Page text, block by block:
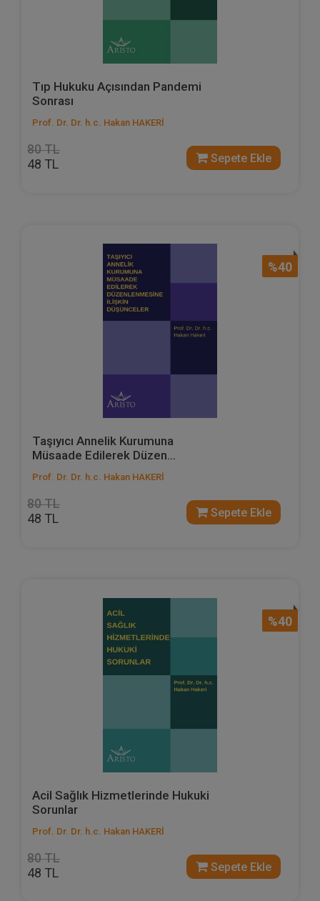
Tıp Hukuku Açısından Pandemi
Sonrası
Prof. Dr. Dr. h.c. Hakan HAKERİ
80 TL
48 TL Sepete Ekle
%40
Taşıyıcı Annelik Kurumuna
Müsaade Edilerek Düzen...
Prof. Dr. Dr. h.c. Hakan HAKERİ
80 TL
48 TL Sepete Ekle
%40
Acil Sağlık Hizmetlerinde Hukuki
Sorunlar
Prof. Dr. Dr. h.c. Hakan HAKERİ
80 TL
48 TL Sepete Ekle